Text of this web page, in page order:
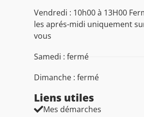
Vendredi : 10h00 à 13H00
les aprés-midi uniquement
vous
Samedi : fermé
Dimanche : fermé
Liens utiles​
Mes démarches